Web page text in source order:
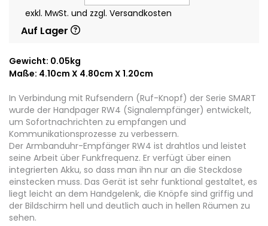
exkl. MwSt. und zzgl. Versandkosten
Auf Lager
Gewicht: 0.05kg
Maße: 4.10cm X 4.80cm X 1.20cm
In Verbindung mit Rufsendern (Ruf-Knopf) der Serie SMART
wurde der Handpager RW4 (Signalempfänger) entwickelt,
um Sofortnachrichten zu empfangen und
Kommunikationsprozesse zu verbessern.
Der Armbanduhr-Empfänger RW4 ist drahtlos und leistet
seine Arbeit über Funkfrequenz. Er verfügt über einen
integrierten Akku, so dass man ihn nur an die Steckdose
einstecken muss. Das Gerät ist sehr funktional gestaltet, es
liegt leicht an dem Handgelenk, die Knöpfe sind griffig und
der Bildschirm hell und deutlich auch in hellen Räumen zu
sehen.